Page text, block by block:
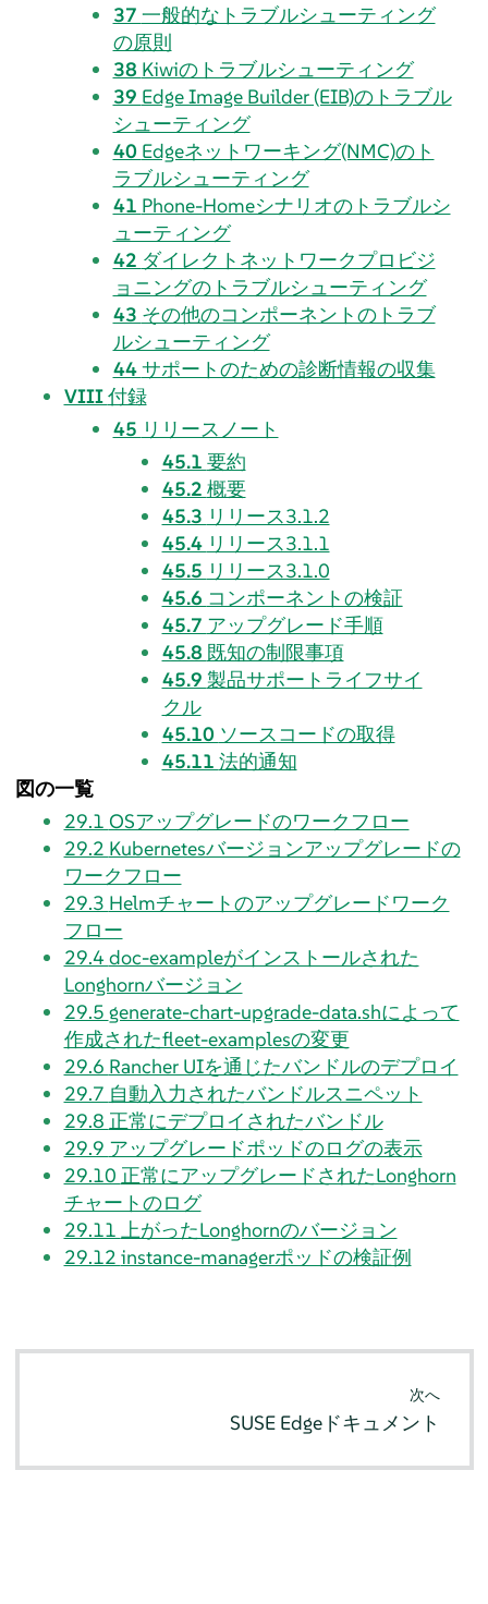
37 一般的なトラブルシューティング
の原則
38 Kiwiのトラブルシューティング
39 Edge Image Builder (EIB)のトラブル
シューティング
40 Edgeネットワーキング(NMC)のト
ラブルシューティング
41 Phone-Homeシナリオのトラブルシ
ューティング
42 ダイレクトネットワークプロビジ
ョニングのトラブルシューティング
43 その他のコンポーネントのトラブ
ルシューティング
44サポートのための診断情報の収集
VIII付録
45 リリースノート
45.1 要約
45.2 概要
45.3 リリース3.1.2
45.4 リリース3.1.1
45.5 リリース3.1.0
45.6 コンポーネントの検証
45.7 アップグレード手順
45.8 既知の制限事項
45.9 製品サポートライフサイ
クル
45.10 ソースコードの取得
45.11 法的通知
図の一覧
29.1 OSアップグレードのワークフロー
29.2 Kubernetesバージョンアップグレードの
ワークフロー
29.3 Helmチャートのアップグレードワーク
フロー
29.4doc-exampleがインストールされた
Longhornバージョン
29.5 generate-chart-upgrade-data.shによって
作成されたfleet-examplesの変更
29.6 Rancher UIを通じたバンドルのデプロイ
29.7 自動入力されたバンドルスニペット
29.8 正常にデプロイされたバンドル
29.9 アップグレードポッドのログの表示
29.10 正常にアップグレードされたLonghorn
チャートのログ
29.11 上がったLonghornのバージョン
29.12 instance-managerポッドの検証例
次へ
SUSE Edgeドキュメント